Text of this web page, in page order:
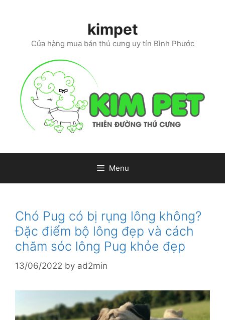
kimpet
Cửa hàng mua bán thú cưng uy tín Bình Phước
Menu
Chó Pug có bị rụng lông không?
Đặc điểm bộ lông đẹp và cách
chăm sóc lông Pug khỏe đẹp
13/06/2022 by ad2min